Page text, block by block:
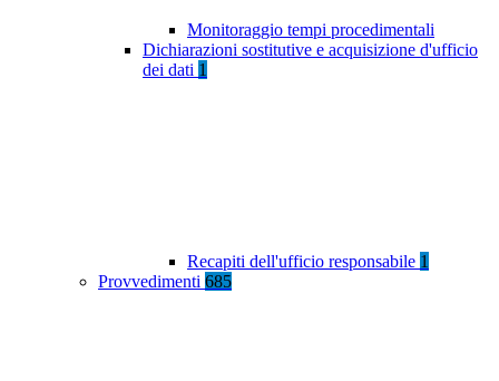
Monitoraggio tempi procedimentali
Dichiarazioni sostitutive e acquisizione d'ufficio
dei dati 1
Recapiti dell'ufficio responsabile 1
Provvedimenti 685